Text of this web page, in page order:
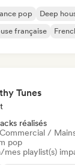
pop Deep
française
Tunes
réalisés
Commercial /
pop
playlist(s)